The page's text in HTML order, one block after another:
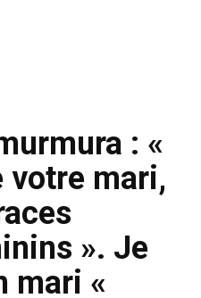
: «
votre mari,
». Je
mari «